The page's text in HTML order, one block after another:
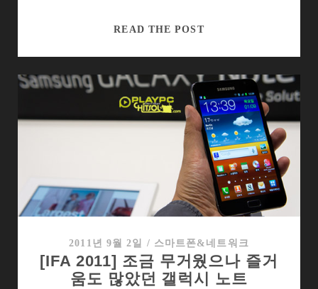
READ THE POSTLTE
기
의
3G
차
단,
어
디
까
왔
나?
2011년 9월 2일 / 스마트폰&네트워크
[IFA 2011] 조금 무거웠으나 즐거
움도 많았던 갤럭시 노트